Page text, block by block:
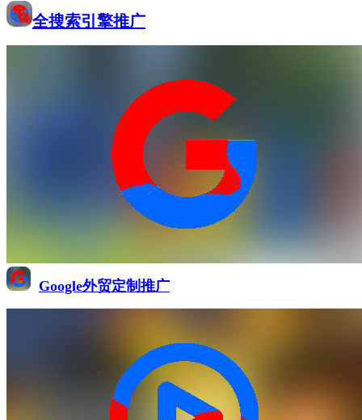
全搜索引擎推广
Google外贸定制推广